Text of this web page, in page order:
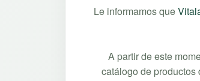
Le informamos que
A partir de este
catálogo de productos